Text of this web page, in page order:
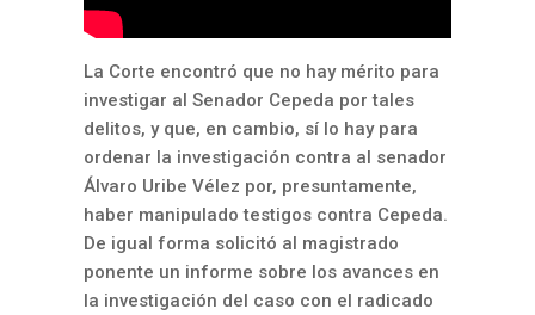
La Corte encontró que no hay mérito para
investigar al Senador Cepeda por tales
delitos, y que, en cambio, sí lo hay para
ordenar la investigación contra al senador
Álvaro Uribe Vélez por, presuntamente,
haber manipulado testigos contra Cepeda.
De igual forma solicitó al magistrado
ponente un informe sobre los avances en
la investigación del caso con el radicado